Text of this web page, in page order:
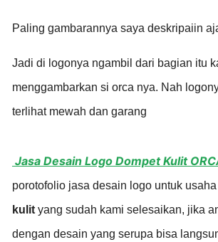
Paling gambarannya saya deskripaiin
Jadi di logonya ngambil dari bagian itu
menggambarkan si orca nya. Nah
terlihat mewah dan garang
Jasa Desain Logo Dompet Kulit
porotofolio jasa desain logo untuk usaha
kulit yang sudah kami selesaikan, jika
dengan desain yang serupa bisa